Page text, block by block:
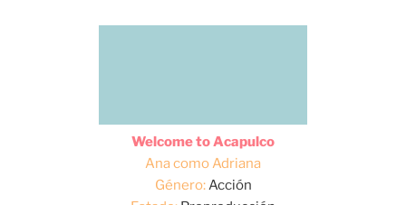
Welcome to Acapulco
Ana como Adriana
Género:Acción